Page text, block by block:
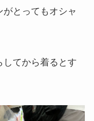
がとってもオシャ
てから着るとす